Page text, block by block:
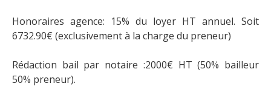
Honoraires agence: 15% du loyer HT annuel. Soit
6732.90€ (exclusivement à la charge du preneur)
Rédaction bail par notaire :2000€ HT (50% bailleur
50% preneur).